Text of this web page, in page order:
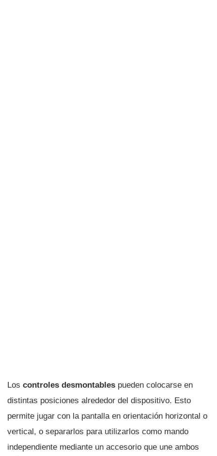
Los controles desmontables pueden colocarse en
distintas posiciones alrededor del dispositivo. Esto
permite jugar con la pantalla en orientación horizontal o
vertical, o separarlos para utilizarlos como mando
independiente mediante un accesorio que une ambos